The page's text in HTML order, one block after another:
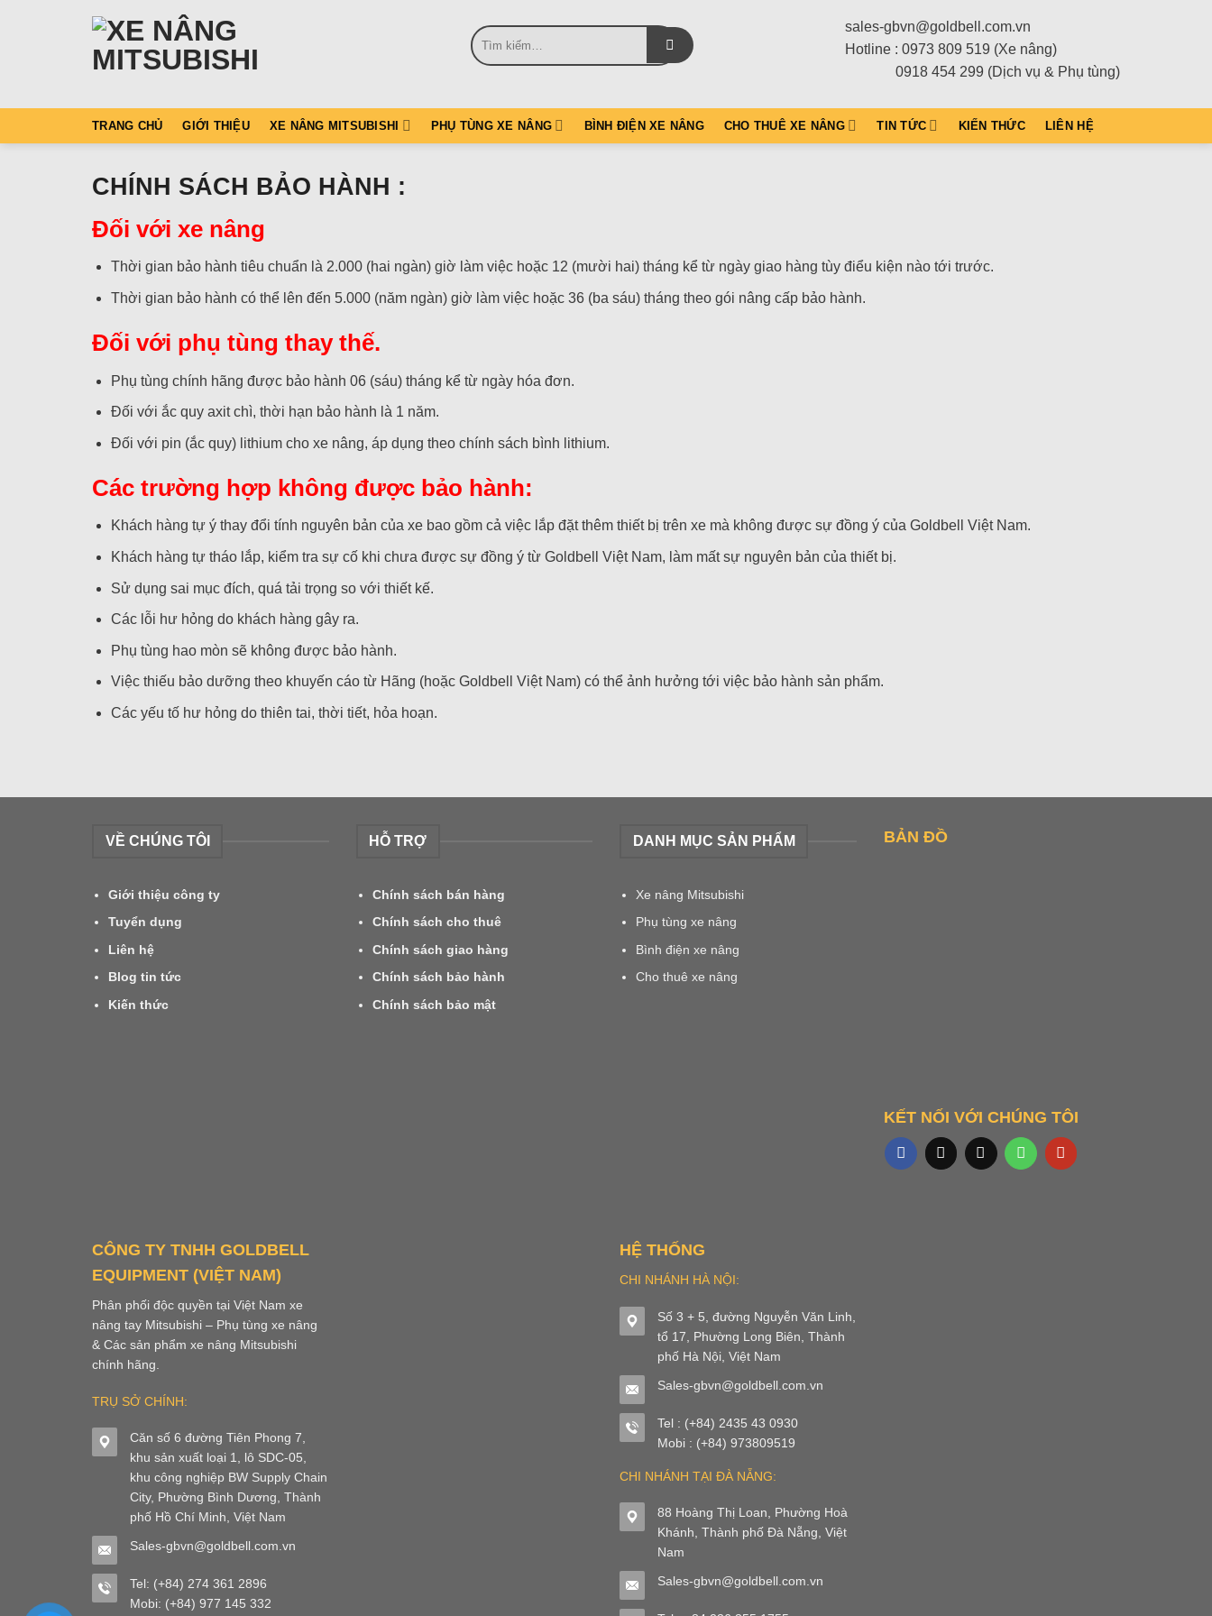
Tìm
kiếm:
sales-gbvn@goldbell.com.vn
Hotline : 0973 809 519 (Xe nâng)
0918 454 299 (Dịch vụ & Phụ tùng)
TRANG CHỦ GIỚI THIỆU XE NÂNG MITSUBISHI PHỤ TÙNG XE NÂNG BÌNH ĐIỆN XE NÂNG CHO THUÊ XE NÂNG TIN TỨC KIẾN THỨC LIÊN HỆ
CHÍNH SÁCH BẢO HÀNH :
Đối với xe nâng
Thời gian bảo hành tiêu chuẩn là 2.000 (hai ngàn) giờ làm việc hoặc 12 (mười hai) tháng kể từ ngày giao hàng tùy điểu kiện nào tới trước.
Thời gian bảo hành có thể lên đến 5.000 (năm ngàn) giờ làm việc hoặc 36 (ba sáu) tháng theo gói nâng cấp bảo hành.
Đối với phụ tùng thay thế.
Phụ tùng chính hãng được bảo hành 06 (sáu) tháng kể từ ngày hóa đơn.
Đối với ắc quy axit chì, thời hạn bảo hành là 1 năm.
Đối với pin (ắc quy) lithium cho xe nâng, áp dụng theo chính sách bình lithium.
Các trường hợp không được bảo hành:
Khách hàng tự ý thay đổi tính nguyên bản của xe bao gồm cả việc lắp đặt thêm thiết bị trên xe mà không được sự đồng ý của Goldbell Việt Nam.
Khách hàng tự tháo lắp, kiểm tra sự cố khi chưa được sự đồng ý từ Goldbell Việt Nam, làm mất sự nguyên bản của thiết bị.
Sử dụng sai mục đích, quá tải trọng so với thiết kế.
Các lỗi hư hỏng do khách hàng gây ra.
Phụ tùng hao mòn sẽ không được bảo hành.
Việc thiếu bảo dưỡng theo khuyến cáo từ Hãng (hoặc Goldbell Việt Nam) có thể ảnh hưởng tới việc bảo hành sản phẩm.
Các yếu tố hư hỏng do thiên tai, thời tiết, hỏa hoạn.
VỀ CHÚNG TÔI
Giới thiệu công ty
Tuyển dụng
Liên hệ
Blog tin tức
Kiến thức
HỖ TRỢ
Chính sách bán hàng
Chính sách cho thuê
Chính sách giao hàng
Chính sách bảo hành
Chính sách bảo mật
DANH MỤC SẢN PHẨM
Xe nâng Mitsubishi
Phụ tùng xe nâng
Bình điện xe nâng
Cho thuê xe nâng
BẢN ĐỒ
KẾT NỐI VỚI CHÚNG TÔI
CÔNG TY TNHH GOLDBELL
EQUIPMENT (VIỆT NAM)
Phân phối độc quyền tại Việt Nam xe
nâng tay Mitsubishi – Phụ tùng xe nâng
& Các sản phẩm xe nâng Mitsubishi
chính hãng.
TRỤ SỞ CHÍNH:
Căn số 6 đường Tiên Phong 7,
khu sản xuất loại 1, lô SDC-05,
khu công nghiệp BW Supply Chain
City, Phường Bình Dương, Thành
phố Hồ Chí Minh, Việt Nam
Sales-gbvn@goldbell.com.vn
Tel: (+84) 274 361 2896
Mobi: (+84) 977 145 332
HỆ THỐNG
CHI NHÁNH HÀ NỘI:
Số 3 + 5, đường Nguyễn Văn Linh,
tổ 17, Phường Long Biên, Thành
phố Hà Nội, Việt Nam
Sales-gbvn@goldbell.com.vn
Tel : (+84) 2435 43 0930
Mobi : (+84) 973809519
CHI NHÁNH TẠI ĐÀ NẴNG:
88 Hoàng Thị Loan, Phường Hoà
Khánh, Thành phố Đà Nẵng, Việt
Nam
Sales-gbvn@goldbell.com.vn